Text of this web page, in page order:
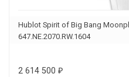
Hublot Spirit of Big Bang
647.NE.2070.RW.1604
2 614 500 ₽